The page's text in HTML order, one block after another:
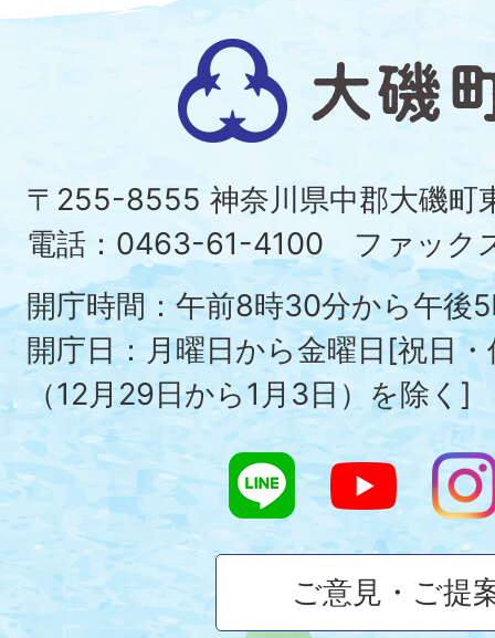
大
磯
町
〒255-8555 神奈川県中郡大磯
電話：0463-61-4100 ファック
開庁時間：午前8時30分から午後
開庁日：月曜日から金曜日[祝日
（12月29日から1月3日）を除く]
ご意見・ご提